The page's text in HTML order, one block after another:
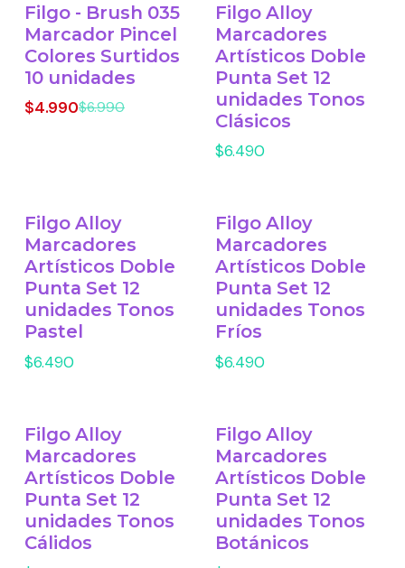
-29% OFF
Filgo - Brush 035
Marcador Pincel
Colores Surtidos
10 unidades
$4.990$6.990
Filgo Alloy
Marcadores
Artísticos Doble
Punta Set 12
unidades Tonos
Clásicos
$6.490
Filgo Alloy
Marcadores
Artísticos Doble
Punta Set 12
unidades Tonos
Pastel
$6.490
Filgo Alloy
Marcadores
Artísticos Doble
Punta Set 12
unidades Tonos
Fríos
$6.490
Filgo Alloy
Marcadores
Artísticos Doble
Punta Set 12
unidades Tonos
Cálidos
Filgo Alloy
Marcadores
Artísticos Doble
Punta Set 12
unidades Tonos
Botánicos